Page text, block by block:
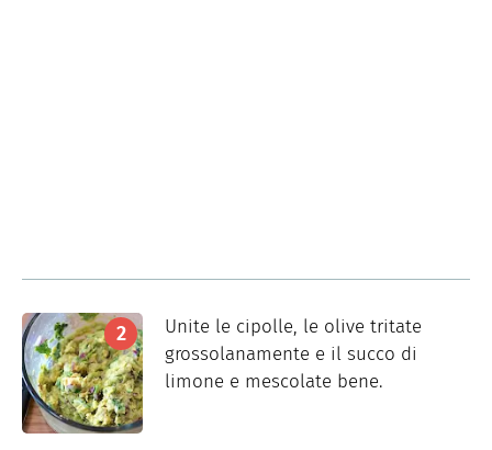
Unite le cipolle, le olive tritate
grossolanamente e il succo di
limone e mescolate bene.